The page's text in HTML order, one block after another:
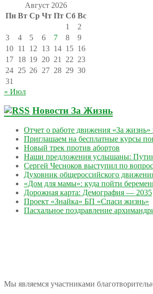
Август 2026
Пн Вт Ср Чт Пт Сб Вс
1
2
3
4 5 6 7 8
9
10 11 12 13 14 15 16
17 18 19 20 21 22 23
24 25 26 27 28 29 30
31
« Июл
Новости За Жизнь
Отчет о работе движения «За жизнь»
Приглашаем на бесплатные курсы
Новый трек против абортов
Наши предложения услышаны: Путин
Сергей Чесноков выступил по
Духовник общероссийского
«Дом для мамы»: куда пойти
Дорожная карта: Демография — 2035
Проект «Знайка» БП «Спаси жизнь»
Пасхальное поздравление
Мы являемся участниками